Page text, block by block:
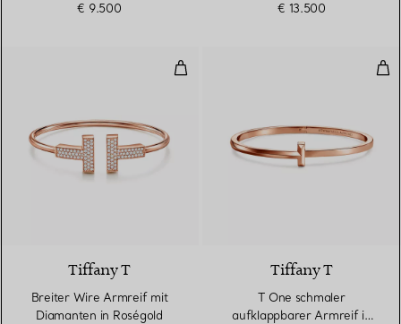
€ 9.500
€ 13.500
Breiter Wire Armreif mit
Tiffany T
Breiter Wire Armreif mit
Diamanten in Roségold
T
Tiffany T
T One schmaler
aufklappbarer Armreif in